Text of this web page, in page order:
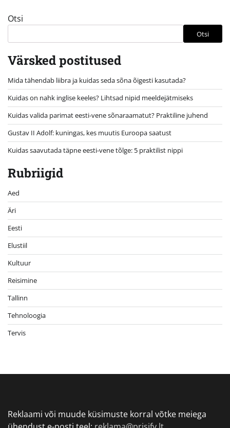
Otsi
Otsi
Värsked postitused
Mida tähendab liibra ja kuidas seda sõna õigesti kasutada?
Kuidas on nahk inglise keeles? Lihtsad nipid meeldejätmiseks
Kuidas valida parimat eesti-vene sõnaraamatut? Praktiline juhend
Gustav II Adolf: kuningas, kes muutis Euroopa saatust
Kuidas saavutada täpne eesti-vene tõlge: 5 praktilist nippi
Rubriigid
Aed
Äri
Eesti
Elustiil
Kultuur
Reisimine
Tallinn
Tehnoloogia
Tervis
Reklaami või muude küsimuste korral võtke meiega